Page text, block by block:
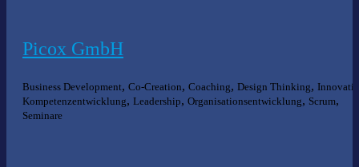
Picox GmbH
Business Development, Co-Creation, Coaching, Design Thinking,
Kompetenzentwicklung, Leadership, Organisationsentwicklung, Scrum,
Seminare